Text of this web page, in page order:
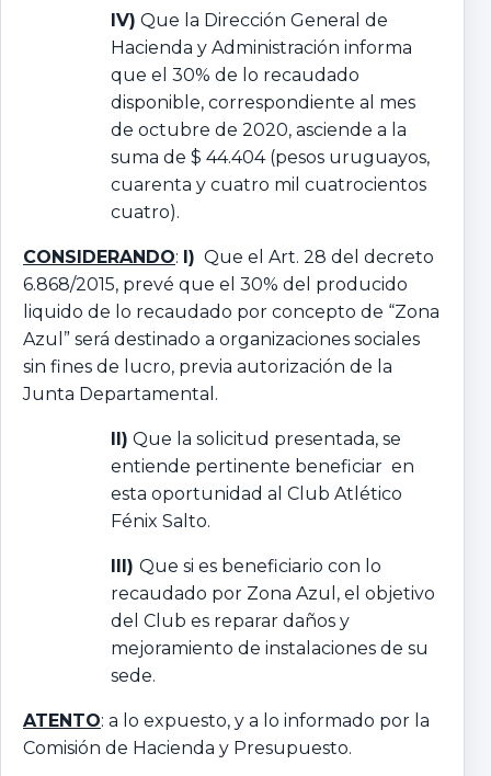
IV) Que la Dirección General de
Hacienda y Administración informa
que el 30% de lo recaudado
disponible, correspondiente al mes
de octubre de 2020, asciende a la
suma de $ 44.404 (pesos uruguayos,
cuarenta y cuatro mil cuatrocientos
cuatro).
CONSIDERANDO: I) Que el Art. 28 del decreto
6.868/2015, prevé que el 30% del producido
liquido de lo recaudado por concepto de “Zona
Azul” será destinado a organizaciones sociales
sin fines de lucro, previa autorización de la
Junta Departamental.
II) Que la solicitud presentada, se
entiende pertinente beneficiar en
esta oportunidad al Club Atlético
Fénix Salto.
III) Que si es beneficiario con lo
recaudado por Zona Azul, el objetivo
del Club es reparar daños y
mejoramiento de instalaciones de su
sede.
ATENTO: a lo expuesto, y a lo informado por la
Comisión de Hacienda y Presupuesto.